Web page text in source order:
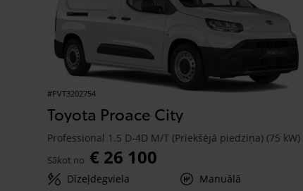
#PVT3202754
Toyota Proace City
Professional 1.5 D-4D M/T (Priekšējā piedziņa) (75 kW)
Sākot no € 26 100
Dīzeļdegviela
Manuālā